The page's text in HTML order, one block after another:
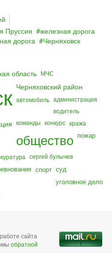
Пруссия
железная дорога
дорога
Черняховск
область МЧС
Черняховский район
автомобиль администрация
водитель
команды конкурс кража
общество пожар
сергей булычев
спорт суд
уголовное дело
сайта
обратной